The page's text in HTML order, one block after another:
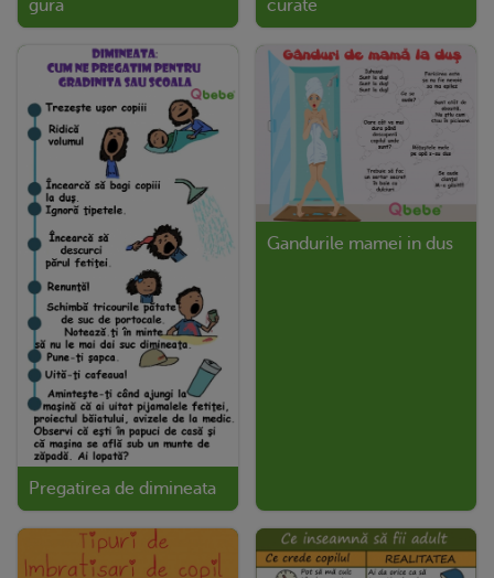
gura curate
Pregatirea de dimineata
Gandurile mamei in dus